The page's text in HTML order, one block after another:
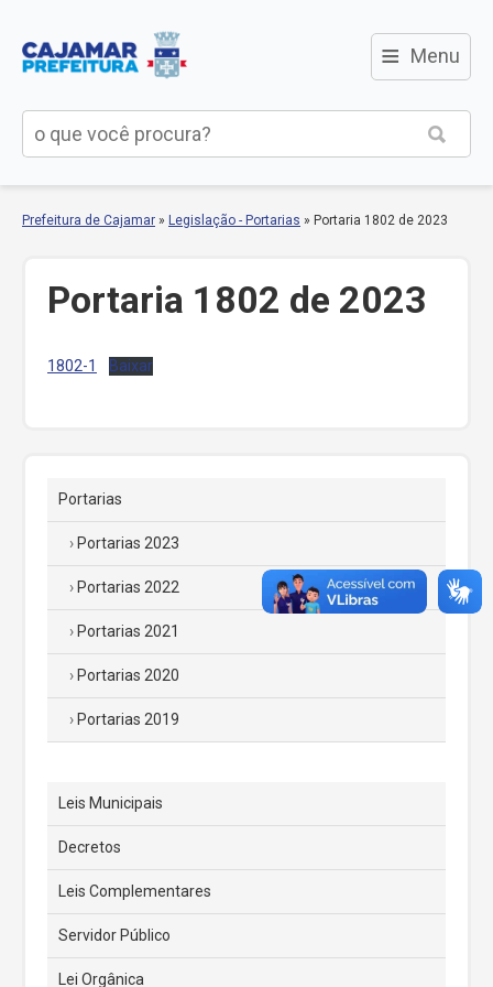
≡ Menu
Prefeitura de Cajamar » Legislação - Portarias » Portaria 1802 de 2023
Portaria 1802 de 2023
1802-1 Baixar
Portarias
Portarias 2023
Portarias 2022
Portarias 2021
Portarias 2020
Portarias 2019
Leis Municipais
Decretos
Leis Complementares
Servidor Público
Lei Orgânica